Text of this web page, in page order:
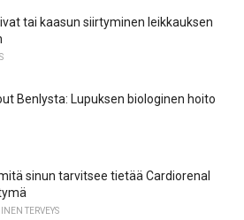
tai kaasun siirtyminen leikkauksen
Benlysta: Lupuksen biologinen hoito
sinun tarvitsee tietää Cardiorenal
TERVEYS